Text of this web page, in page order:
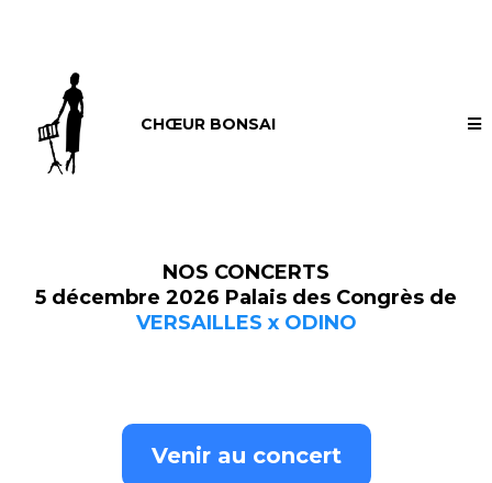
CHŒUR BONSAI
NOS CONCERTS
5 décembre 2026 Palais des Congrès de
VERSAILLES x ODINO
Venir au concert